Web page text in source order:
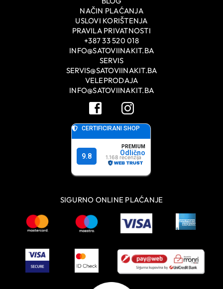
NAČIN PLAĆANJA
USLOVI KORIŠTENJA
PRAVILA PRIVATNOSTI
+387 33 520 018
INFO@SATOVIINAKIT.BA
SERVIS
SERVIS@SATOVIINAKIT.BA
VELEPRODAJA
INFO@SATOVIINAKIT.BA
SIGURNO ONLINE PLAĆANJE